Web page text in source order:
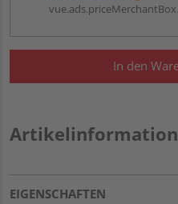
In den
EIGENSCHAFTEN